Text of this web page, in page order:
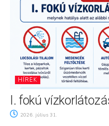
HÍREK
I. fokú
2026. július 31.